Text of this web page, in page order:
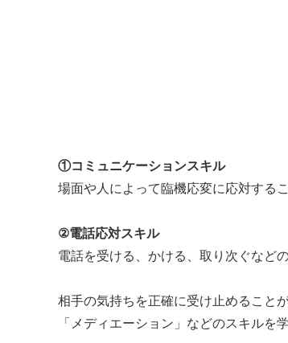
①コミュニケーションスキル
場面や人によって臨機応変に応対する
②電話応対スキル
電話を受ける、かける、取り次ぐなど
相手の気持ちを正確に受け止めること
「メディエーション」などのスキルを